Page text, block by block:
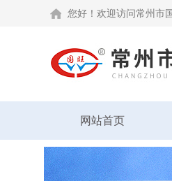
您好！欢迎访问常州市
网站首页